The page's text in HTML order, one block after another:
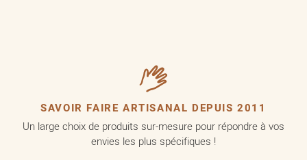
SAVOIR FAIRE ARTISANAL DEPUIS 2011
Un large choix de produits sur-mesure pour répondre à vos
envies les plus spécifiques !